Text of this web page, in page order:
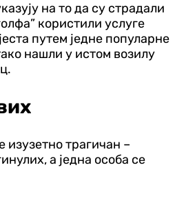
на то да су страдали
користили услуге
путем једне популарне
нашли у истом возилу
изузетно трагичан –
а једна особа се